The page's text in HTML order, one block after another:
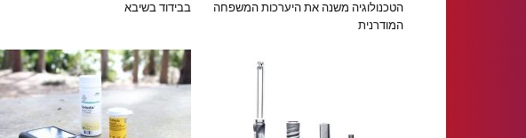
הטכנולוגיה משנה את היערכות המשפחה
המודרנית
בבידוד בשיבא